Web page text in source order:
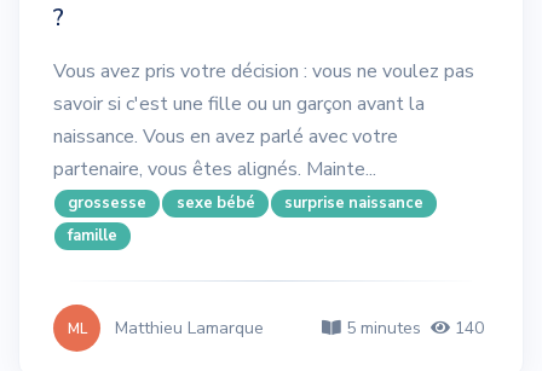
?
Vous avez pris votre décision : vous ne voulez pas
savoir si c'est une fille ou un garçon avant la
naissance. Vous en avez parlé avec votre
partenaire, vous êtes alignés. Mainte...
grossesse sexe bébé
surprise naissance
famille
ML Matthieu Lamarque 5 minutes 140